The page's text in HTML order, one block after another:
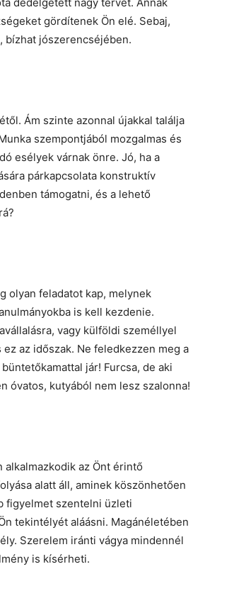
gördítenek Ön elé. Sebaj,
bízhat jószerencséjében.
Ám szinte azonnal újakkal találja
szempontjából mozgalmas és
esélyek várnak önre. Jó, ha a
párkapcsolata konstruktív
támogatni, és a lehető
olyan feladatot kap, melynek
is kell kezdenie.
vagy külföldi személlyel
az időszak. Ne feledkezzen meg a
jár! Furcsa, de aki
óvatos, kutyából nem lesz szalonna!
alkalmazkodik az Önt érintő
alatt áll, aminek köszönhetően
figyelmet szentelni üzleti
tekintélyét aláásni. Magánéletében
Szerelem iránti vágya mindennél
is kísérheti.